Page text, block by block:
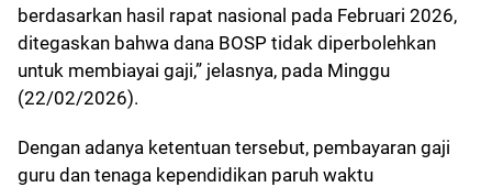
berdasarkan hasil rapat nasional pada Februari 2026,
ditegaskan bahwa dana BOSP tidak diperbolehkan
untuk membiayai gaji,” jelasnya, pada Minggu
(22/02/2026).
Dengan adanya ketentuan tersebut, pembayaran gaji
guru dan tenaga kependidikan paruh waktu